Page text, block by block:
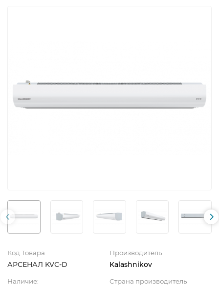
Код Товара
АРСЕНАЛ KVC-D
Производитель
Kalashnikov
Наличие: Страна производитель